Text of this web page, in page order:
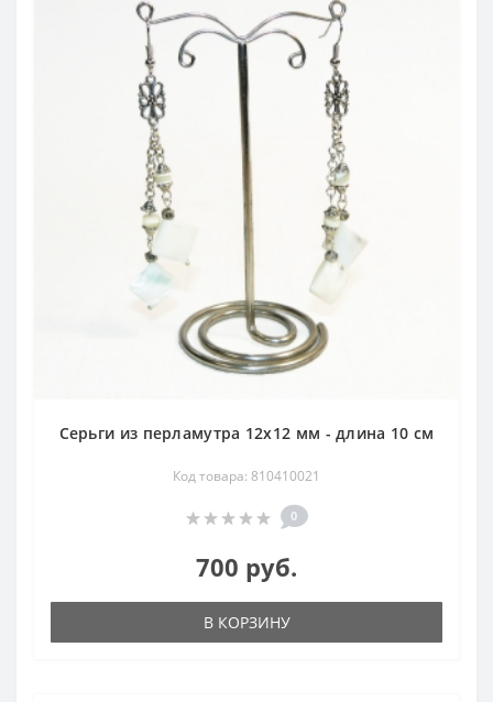
Серьги из перламутра 12х12 мм - длина 10 см
Код товара: 810410021
0
700 руб.
В КОРЗИНУ